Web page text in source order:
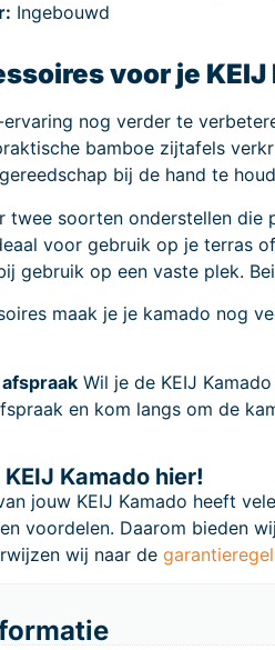
Ingebouwd
voor je
nog verder te
bamboe zijtafels
bij de hand te
twee soorten onderstellen
voor gebruik op je terras
gebruik op een vaste plek.
maak je je kamado nog
Wil je de KEIJ
en kom langs om de
Kamado hier!
jouw KEIJ Kamado heeft
voordelen. Daarom bieden
wij naar de